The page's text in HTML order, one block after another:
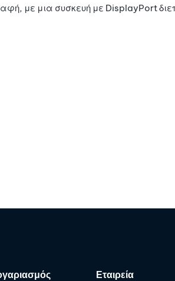
με μια συσκευή με DisplayPort
Εταιρεία